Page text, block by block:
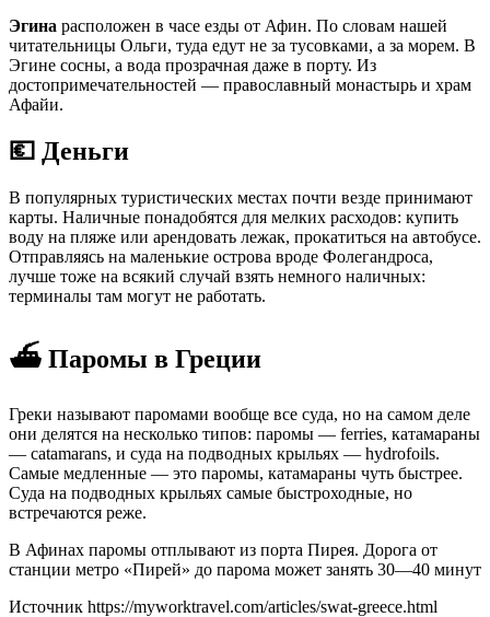
Эгина расположен в часе езды от Афин. По словам нашей
читательницы Ольги, туда едут не за тусовками, а за морем. В
Эгине сосны, а вода прозрачная даже в порту. Из
достопримечательностей — православный монастырь и храм
Афайи.
💶 Деньги
В популярных туристических местах почти везде принимают
карты. Наличные понадобятся для мелких расходов: купить
воду на пляже или арендовать лежак, прокатиться на автобусе.
Отправляясь на маленькие острова вроде Фолегандроса,
лучше тоже на всякий случай взять немного наличных:
терминалы там могут не работать.
⛴️ Паромы в Греции
Греки называют паромами вообще все суда, но на самом деле
они делятся на несколько типов: паромы — ferries, катамараны
— catamarans, и суда на подводных крыльях — hydrofoils.
Самые медленные — это паромы, катамараны чуть быстрее.
Суда на подводных крыльях самые быстроходные, но
встречаются реже.
В Афинах паромы отплывают из порта Пирея. Дорога от
станции метро «Пирей» до парома может занять 30—40 минут
Источник https://myworktravel.com/articles/swat-greece.html